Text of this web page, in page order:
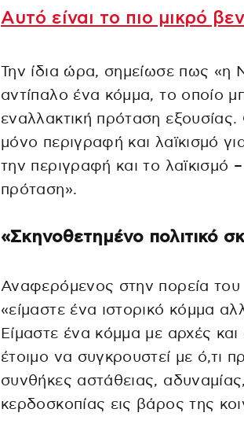
Αυτό είναι το πιο μικρό
Την ίδια ώρα, σημείωσε πως «η
αντίπαλο ένα κόμμα, το οποίο
εναλλακτική πρόταση
μόνο περιγραφή και λαϊκισμό
την περιγραφή και το λαϊκισμό
πρόταση».
«Σκηνοθετημένο πολιτικό
Αναφερόμενος στην πορεία
«είμαστε ένα ιστορικό κόμμα
Είμαστε ένα κόμμα με αρχές
έτοιμο να συγκρουστεί με ό,τι
συνθήκες αστάθειας,
κερδοσκοπίας εις βάρος της